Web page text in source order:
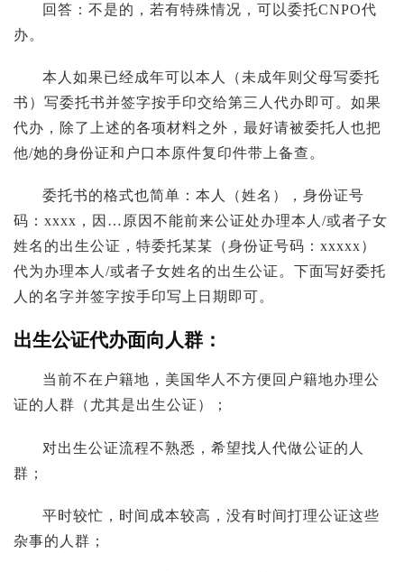
回答：不是的，若有特殊情况，可以委托CNPO代
办。
本人如果已经成年可以本人（未成年则父母写委托
书）写委托书并签字按手印交给第三人代办即可。如果
代办，除了上述的各项材料之外，最好请被委托人也把
他/她的身份证和户口本原件复印件带上备查。
委托书的格式也简单：本人（姓名），身份证号
码：xxxx，因…原因不能前来公证处办理本人/或者子女
姓名的出生公证，特委托某某（身份证号码：xxxxx）
代为办理本人/或者子女姓名的出生公证。下面写好委托
人的名字并签字按手印写上日期即可。
出生公证代办面向人群：
当前不在户籍地，美国华人不方便回户籍地办理公
证的人群（尤其是出生公证）；
对出生公证流程不熟悉，希望找人代做公证的人
群；
平时较忙，时间成本较高，没有时间打理公证这些
杂事的人群；